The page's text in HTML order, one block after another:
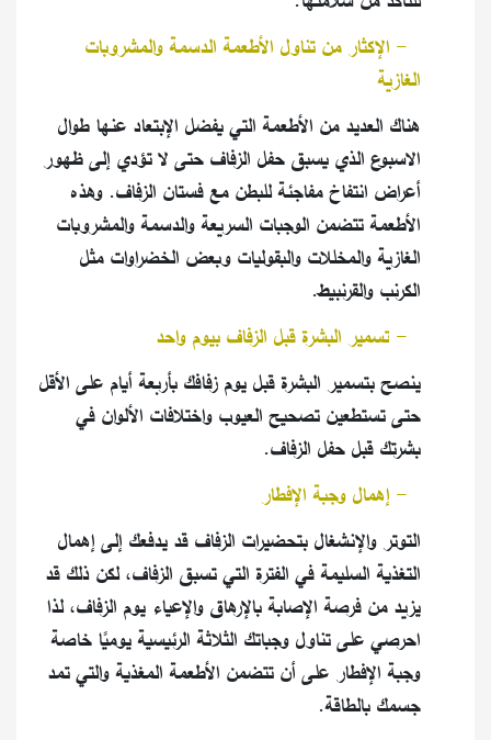
- الإكثار من تناول الأطعمة الدسمة والمشروبات
الغازية
هناك العديد من الأطعمة التي يفضل الإبتعاد عنها طوال
الاسبوع الذي يسبق حفل الزفاف حتى لا تؤدي إلى ظهور
أعراض انتفاخ مفاجئة للبطن مع فستان الزفاف. وهذه
الأطعمة تتضمن الوجبات السريعة والدسمة والمشروبات
الغازية والمخللات والبقوليات وبعض الخضراوات مثل
الكرنب والقرنبيط.
- تسمير البشرة قبل الزفاف بيوم واحد
ينصح بتسمير البشرة قبل يوم زفافك بأربعة أيام على الأقل
حتى تستطعين تصحيح العيوب واختلافات الألوان في
بشرتك قبل حفل الزفاف.
- إهمال وجبة الإفطار
التوتر والإنشغال بتحضيرات الزفاف قد يدفعك إلى إهمال
التغذية السليمة في الفترة التي تسبق الزفاف، لكن ذلك قد
يزيد من فرصة الإصابة بالإرهاق والإعياء يوم الزفاف، لذا
احرصي على تناول وجباتك الثلاثة الرئيسية يوميًا خاصة
وجبة الإفطار على أن تتضمن الأطعمة المغذية والتي تمد
جسمك بالطاقة.